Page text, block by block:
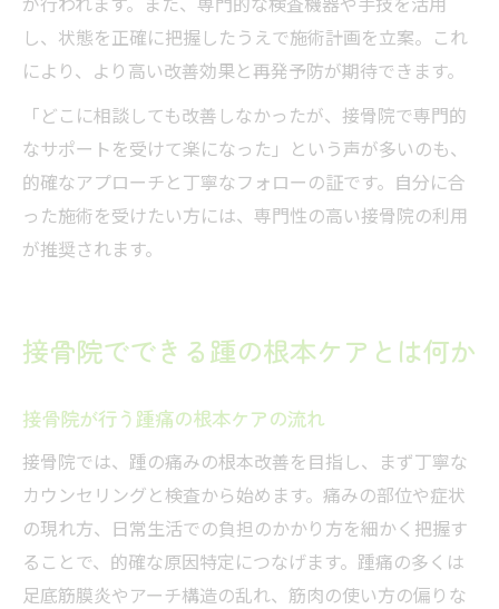
し、状態を正確に把握したうえで施術計画を立案。これ
により、より高い改善効果と再発予防が期待できます。
「どこに相談しても改善しなかったが、接骨院で専門的
なサポートを受けて楽になった」という声が多いのも、
的確なアプローチと丁寧なフォローの証です。自分に合
った施術を受けたい方には、専門性の高い接骨院の利用
が推奨されます。
接骨院でできる踵の根本ケアとは何か
接骨院が行う踵痛の根本ケアの流れ
接骨院では、踵の痛みの根本改善を目指し、まず丁寧な
カウンセリングと検査から始めます。痛みの部位や症状
の現れ方、日常生活での負担のかかり方を細かく把握す
ることで、的確な原因特定につなげます。踵痛の多くは
足底筋膜炎やアーチ構造の乱れ、筋肉の使い方の偏りな